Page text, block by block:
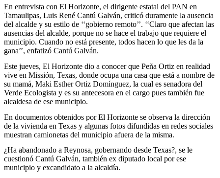
En entrevista con El Horizonte, el dirigente estatal del PAN en
Tamaulipas, Luis René Cantú Galván, criticó duramente la ausencia
del alcalde y su estilo de ‘‘gobierno remoto’’. ‘‘Claro que afectan las
ausencias del alcalde, porque no se hace el trabajo que requiere el
municipio. Cuando no está presente, todos hacen lo que les da la
gana’’, enfatizó Cantú Galván.
Este jueves, El Horizonte dio a conocer que Peña Ortiz en realidad
vive en Missión, Texas, donde ocupa una casa que está a nombre de
su mamá, Maki Esther Ortiz Domínguez, la cual es senadora del
Verde Ecologista y es su antecesora en el cargo pues también fue
alcaldesa de ese municipio.
En documentos obtenidos por El Horizonte se observa la dirección
de la vivienda en Texas y algunas fotos difundidas en redes sociales
muestran camionetas del municipio afuera de la misma.
¿Ha abandonado a Reynosa, gobernando desde Texas?, se le
cuestionó Cantú Galván, también ex diputado local por ese
municipio y excandidato a la alcaldía.